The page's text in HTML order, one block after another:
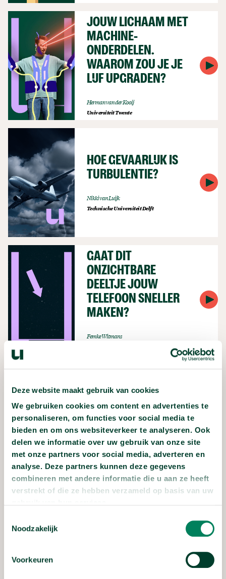
Deze website maakt gebruik van cookies
We gebruiken cookies om content en advertenties te
personaliseren, om functies voor social media te
bieden en om ons websiteverkeer te analyseren. Ook
delen we informatie over uw gebruik van onze site
met onze partners voor social media, adverteren en
analyse. Deze partners kunnen deze gegevens
combineren met andere informatie die u aan ze heeft
verstrekt of die ze hebben verzameld op basis van uw
Noodzakelijk
Voorkeuren
JOUW LICHAAM MET
MACHINE-
ONDERDELEN.
WAAROM ZOU JE JE
LIJF UPGRADEN?
Herman van der Kooij
Universiteit Twente
HOE GEVAARLIJK IS
TURBULENTIE?
Nikki van Luijk
Technische Universiteit Delft
GAAT DIT
ONZICHTBARE
DEELTJE JOUW
TELEFOON SNELLER
MAKEN?
Femke Witmans
WAAR BLIJVEN DE
WOLKENKRABBERS IN
NEDERLAND?
Tom Daamen
Technische Universiteit Delft
VLIEGTUIGEN STILLER?